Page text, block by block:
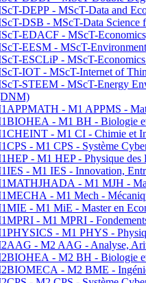
DEPP - MScT-Data and
DSB - MScT-Data Science
EDACF - MScT-
EESM - MScT-
ESCLiP - MScT-
IOT - MScT-Internet of
STEEM - MScT-Energy
- M1 APPMS -
- M1 BH - Biologie
- M1 CI - Chimie et
- M1 CPS - Système
- M1 HEP - Physique des
- M1 IES - Innovation,
- M1 MJH -
- M1 Mech -
- M1 MiE - Master en
- M1 MPRI -
- M1 PHYS -
- M2 AAG - Analyse,
- M2 BH - Biologie
- M2 BME -